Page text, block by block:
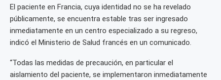
El paciente en Francia, cuya identidad no se ha revelado
públicamente, se encuentra estable tras ser ingresado
inmediatamente en un centro especializado a su regreso,
indicó el Ministerio de Salud francés en un comunicado.
“Todas las medidas de precaución, en particular el
aislamiento del paciente, se implementaron inmediatamente